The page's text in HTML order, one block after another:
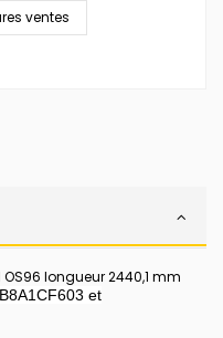
ventes
longueur 2440,1 mm
et